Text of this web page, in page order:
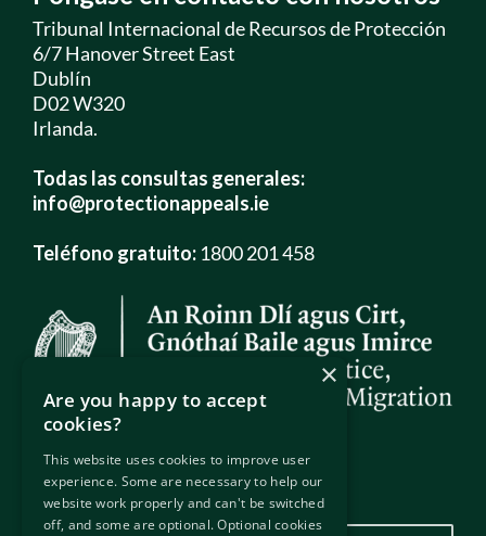
Tribunal Internacional de Recursos de Protección
6/7 Hanover Street East
Dublín
D02 W320
Irlanda.
Todas las consultas generales:
info@protectionappeals.ie
Teléfono gratuito: 1800 201 458
Nuestra ubicación
×
Are you happy to accept
cookies?
This website uses cookies to improve user
experience. Some are necessary to help our
website work properly and can't be switched
off, and some are optional. Optional cookies